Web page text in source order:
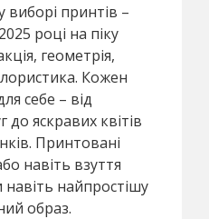
виборі принтів –
році на піку
геометрія,
Кожен
себе – від
до яскравих квітів
Принтовані
навіть взуття
найпростішу
образ.